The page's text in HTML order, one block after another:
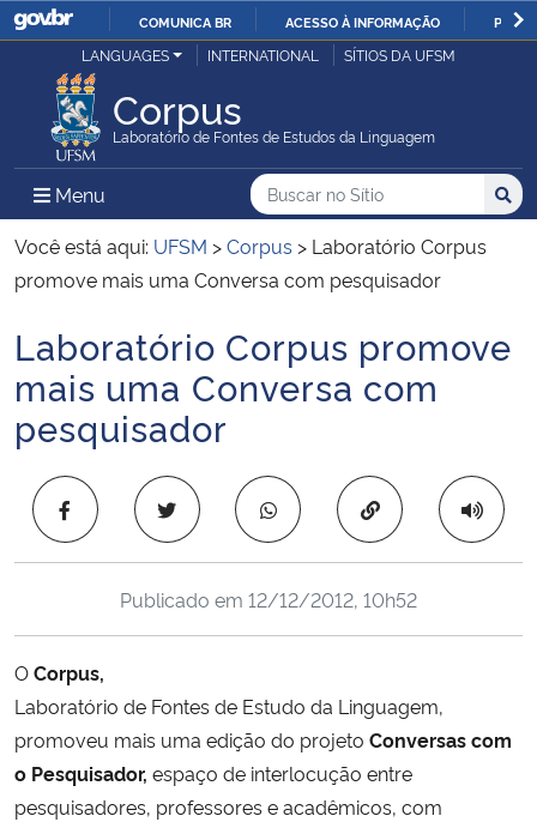
IR
COMUNICA BR ACESSO À INFORMAÇÃO
Ministério da Justiça e Segurança Pública
Ministério da Defesa
Ministério das Relações Exteriores
Ministério da Infraestrutura
Ministério da Agricultura, Pecuária e Abastecimento
Ministério da Educação
Ministério de Minas e Energia
Ministério da Ciência, Tecnologia, Inovações e Comunicações
Ministério do Meio Ambiente
LANGUAGES INTERNATIONAL SÍTIOS DA UFSM
Corpus
Laboratório de Fontes de Estudos da Linguagem
Menu Menu Principal do Sítio
Busca
Buscar no no Sítio
Busca:
Você está aqui: UFSM >Corpus > Laboratório Corpus
promove mais uma Conversa com pesquisador
Início do conteúdo
Laboratório Corpus promove
mais uma Conversa com
pesquisador
Copiar para área
Publicado em 12/12/2012, 10h52
OCorpus,
Laboratório de Fontes de Estudo da Linguagem,
promoveu mais uma edição do projeto Conversas com
o Pesquisador, espaço de interlocução entre
pesquisadores, professores e acadêmicos, com